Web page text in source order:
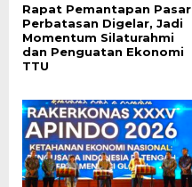
Rapat Pemantapan Pasar
Perbatasan Digelar, Jadi
Momentum Silaturahmi
dan Penguatan Ekonomi
TTU